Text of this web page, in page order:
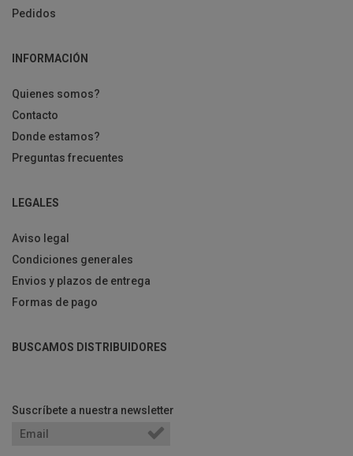
Pedidos
INFORMACIÓN
Quienes somos?
Contacto
Donde estamos?
Preguntas frecuentes
LEGALES
Aviso legal
Condiciones generales
Envios y plazos de entrega
Formas de pago
BUSCAMOS DISTRIBUIDORES
Suscríbete a nuestra newsletter